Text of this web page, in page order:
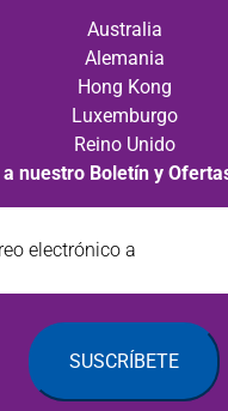
Australia
Alemania
Hong Kong
Luxemburgo
Reino Unido
nuestro Boletín y
un